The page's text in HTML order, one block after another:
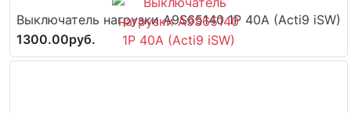
Выключатель нагрузки A9S65140 1P 40A (Acti9 iSW)
1300.00руб.